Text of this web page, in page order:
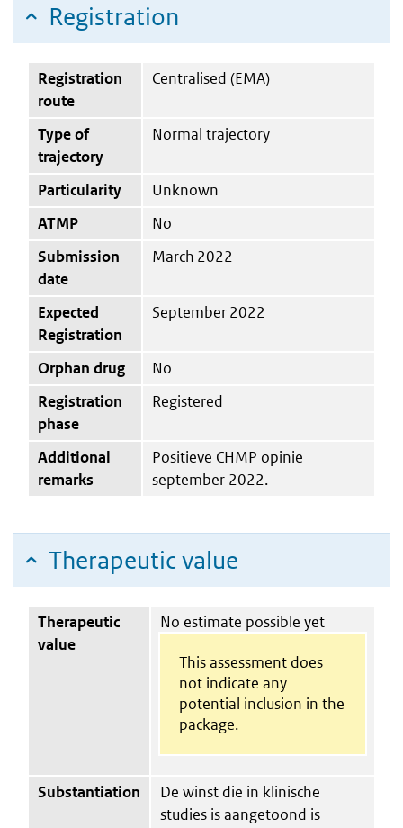
Registration
Registration
route
Centralised (EMA)
Type of
trajectory
Normal trajectory
Particularity
Unknown
ATMP
No
Submission
date
March 2022
Expected
Registration
September 2022
Orphan drug
No
Registration
phase
Registered
Additional
remarks
Positieve CHMP opinie
september 2022.
Therapeutic value
Therapeutic
value
No estimate possible yet
This assessment does
not indicate any
potential inclusion in the
package.
Substantiation
De winst die in klinische
studies is aangetoond is